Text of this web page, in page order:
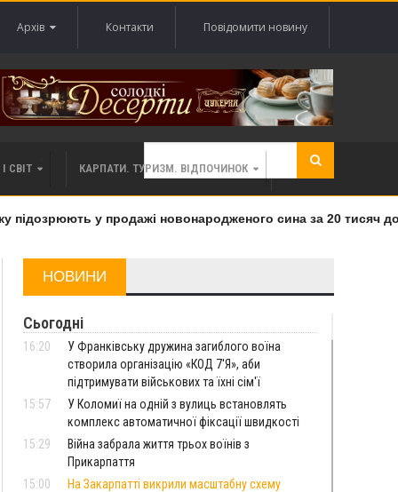
Архів Контакти Повідомити новину
СВІТ КАРПАТИ. ТУРИЗМ. ВІДПОЧИНОК
у продажі новонародженого сина за 20 тисяч
НОВИНИ
Сьогодні
16:20
У Франківську дружина загиблого воїна
створила організацію «КОД 7'Я», аби
підтримувати військових та їхні сім'ї
15:57
У Коломиї на одній з вулиць встановлять
комплекс автоматичної фіксації швидкості
15:29
Війна забрала життя трьох воїнів з
Прикарпаття
15:00
На Закарпатті викрили масштабну схему